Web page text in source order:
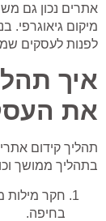
אתרים נכון גם
מיקום
לפנות לעסקים
איך
את
תהליך קידום
בתהליך ממושך
חקר מילות
בחיפה.